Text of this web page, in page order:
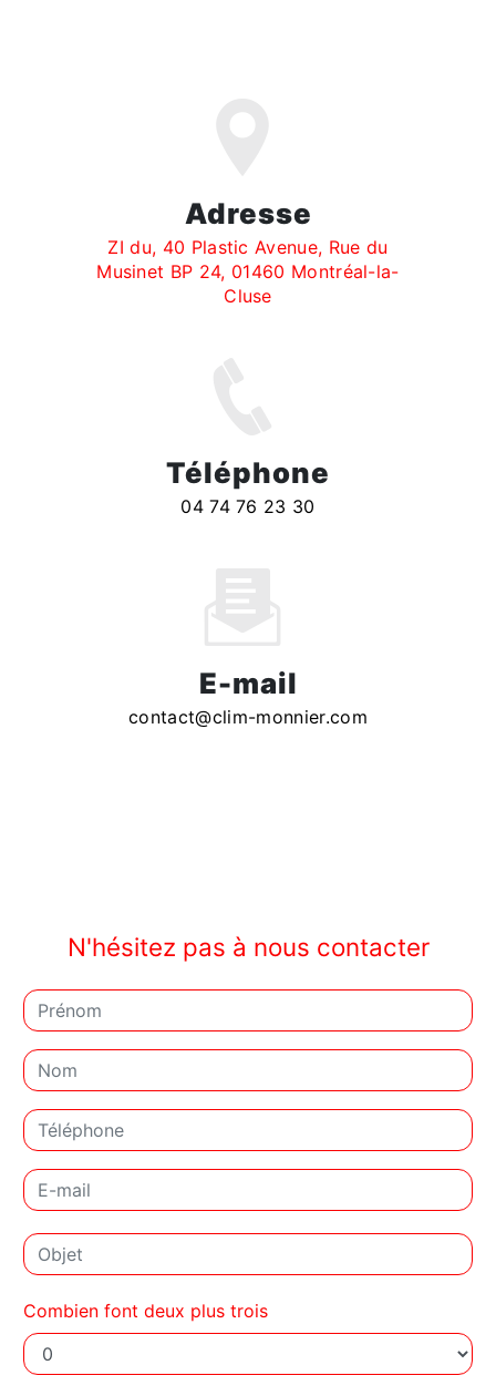
Adresse
ZI du, 40 Plastic Avenue, Rue du
Musinet BP 24, 01460 Montréal-la-
Cluse
Téléphone
04 74 76 23 30
E-mail
contact@clim-monnier.com
N'hésitez pas à nous contacter
Combien font deux plus trois